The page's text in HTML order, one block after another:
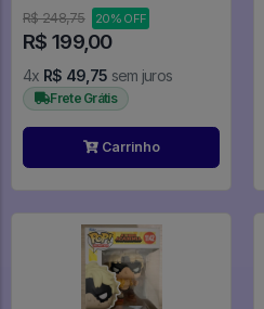
R$ 248,75 20% OFF
R$ 199,00
4x R$ 49,75 sem juros
Frete Grátis
Carrinho